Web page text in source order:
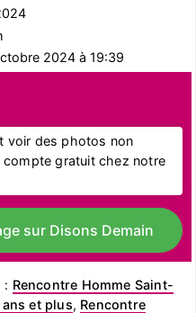
2024 à 19:39
voir des photos non
gratuit chez notre
sur Disons Demain
: Rencontre Homme Saint-
et plus, Rencontre